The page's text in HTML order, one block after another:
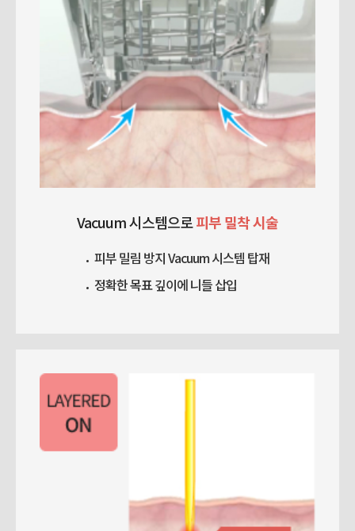
Vacuum 시스템으로피부 밀착 시술
피부 밀림 방지 Vacuum 시스템 탑재
정확한 목표 깊이에 니들 삽입